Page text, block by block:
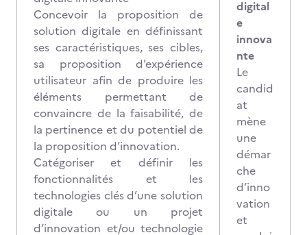
Concevoir la proposition de
solution digitale en définissant
ses caractéristiques, ses cibles,
sa proposition d’expérience
utilisateur afin de produire les
éléments permettant de
convaincre de la faisabilité, de
la pertinence et du potentiel de
la proposition d’innovation.
Catégoriser et définir les
fonctionnalités et les
technologies clés d’une solution
digitale ou un projet
d’innovation et/ou technologie
digital
e
innova
nte
Le
candid
at
mène
une
démar
che
d’inno
vation
et